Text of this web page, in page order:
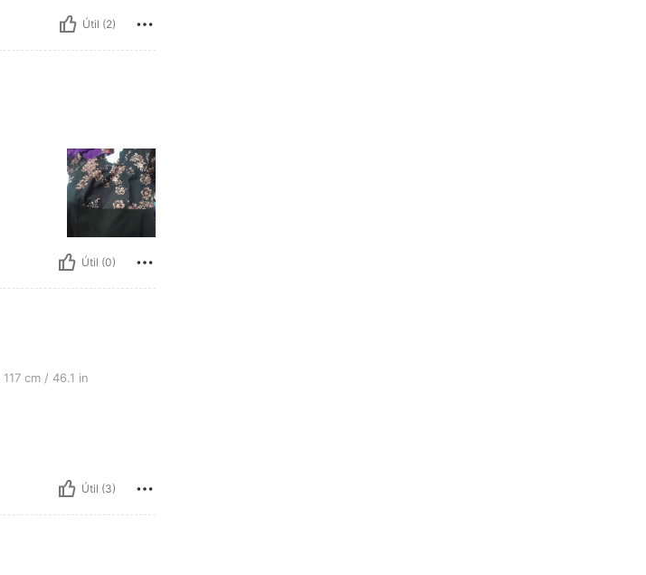
Útil (2)
Útil (0)
Caderas: 160 cm / 63 in, Cintura: 125 cm / 49 in, Busto: 117 cm / 46.1 in, Color: Multicolor, Talla: 0XL
117 cm / 46.1 in
Útil (3)